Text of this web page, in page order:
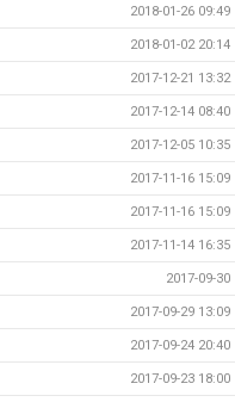
2018-01-26 09:49
2018-01-02 20:14
2017-12-21 13:32
2017-12-14 08:40
2017-12-05 10:35
2017-11-16 15:09
2017-11-16 15:09
2017-11-14 16:35
2017-09-30
2017-09-29 13:09
2017-09-24 20:40
2017-09-23 18:00